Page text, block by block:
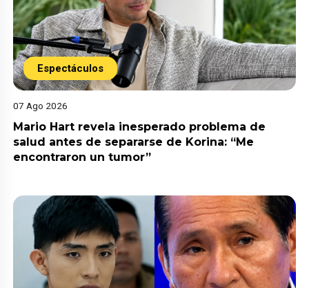
Espectáculos
07 Ago 2026
Mario Hart revela inesperado problema de
salud antes de separarse de Korina: “Me
encontraron un tumor”